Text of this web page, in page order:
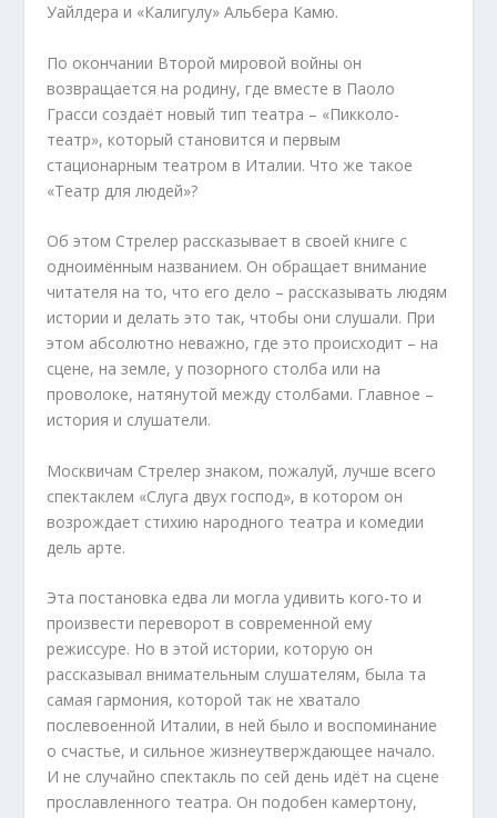
Уайлдера и «Калигулу» Альбера Камю.
По окончании Второй мировой войны он
возвращается на родину, где вместе в Паоло
Грасси создаёт новый тип театра – «Пикколо-
театр», который становится и первым
стационарным театром в Италии. Что же такое
«Театр для людей»?
Об этом Стрелер рассказывает в своей книге с
одноимённым названием. Он обращает внимание
читателя на то, что его дело – рассказывать людям
истории и делать это так, чтобы они слушали. При
этом абсолютно неважно, где это происходит – на
сцене, на земле, у позорного столба или на
проволоке, натянутой между столбами. Главное –
история и слушатели.
Москвичам Стрелер знаком, пожалуй, лучше всего
спектаклем «Слуга двух господ», в котором он
возрождает стихию народного театра и комедии
дель арте.
Эта постановка едва ли могла удивить кого-то и
произвести переворот в современной ему
режиссуре. Но в этой истории, которую он
рассказывал внимательным слушателям, была та
самая гармония, которой так не хватало
послевоенной Италии, в ней было и воспоминание
о счастье, и сильное жизнеутверждающее начало.
И не случайно спектакль по сей день идёт на сцене
прославленного театра. Он подобен камертону,